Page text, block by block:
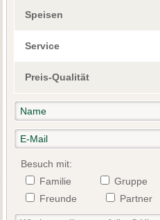
Speisen
Service
Preis-Qualität
Besuch mit:
Familie
Gruppe
Freunde
Partner